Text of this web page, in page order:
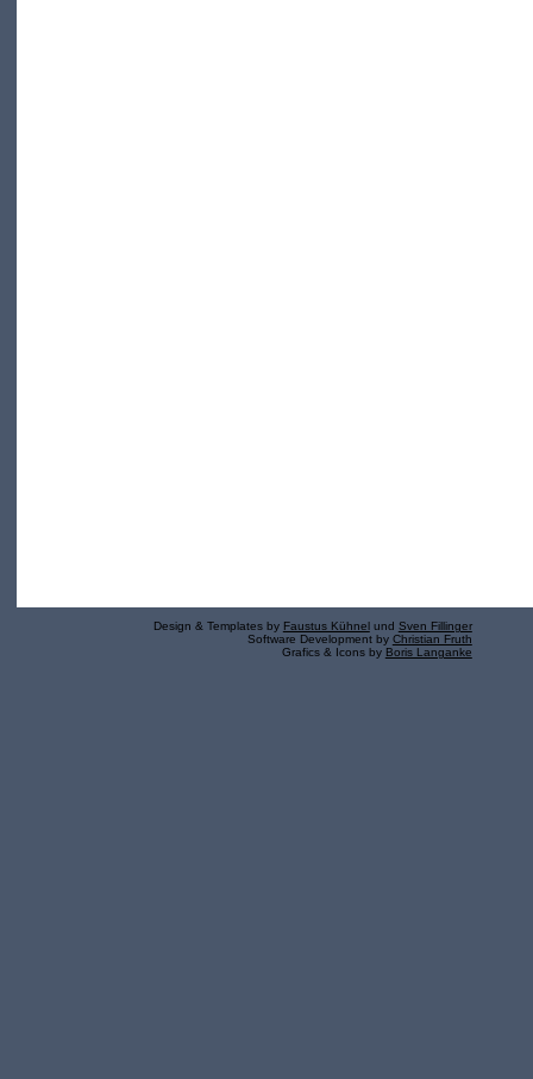
Design & Templates by Faustus Kühnel und Sven Fillinger
Software Development by Christian Fruth
Grafics & Icons by Boris Langanke